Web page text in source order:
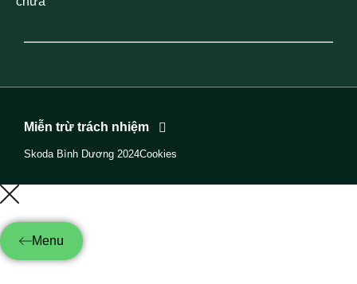
Miễn trừ trách nhiệm
Skoda Bình Dương 2024Cookies
Menu